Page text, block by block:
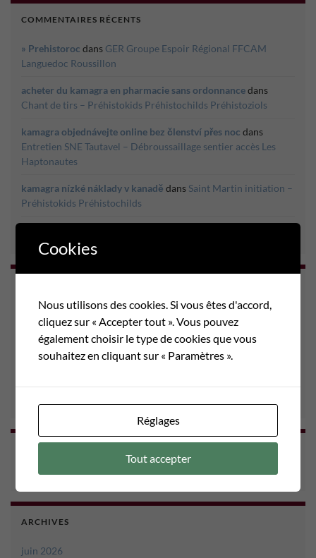
COMMENTAIRES RÉCENTS
» Prehistoroc dans GER Groupe Espoir Régional FFCAM
Languedoc Roussillon
acheter du kamagra en pharmacie sans ordonnancedans
Chant de tirs – Préhistokids Préhistochilds Préhistoziols
kamagra objednávejte online bez členství přes noc dans
Entretien SNE Tautavel – Débroussaillage sentier accès Les
Haptonautes
kamagra nízké náklady v kanadě dans Saint Martin initiation –
Préhistokids Préhistochilds
Flux des publications
ARCHIVES
juin 2026
Cookies
Nous utilisons des cookies. Si vous êtes d'accord,
cliquez sur « Accepter tout ». Vous pouvez
également choisir le type de cookies que vous
souhaitez en cliquant sur « Paramètres ».
Réglages
Tout accepter